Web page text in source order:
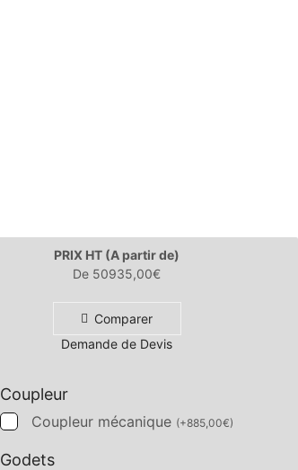
PRIX HT (A partir de)
De 50935,00€
Comparer
Demande de Devis
Coupleur
Coupleur mécanique (+885,00€)
Godets